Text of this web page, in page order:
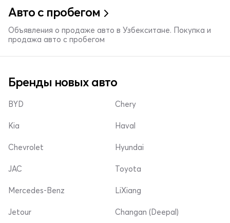
Авто с пробегом
Объявления о продаже авто в Узбекситане. Покупка и
продажа авто с пробегом
Бренды новых авто
BYD
Kia
Chevrolet
Chery
Haval
Hyundai
JAC
Mercedes-Benz
Jetour
Toyota
LiXiang
Changan (Deepal)